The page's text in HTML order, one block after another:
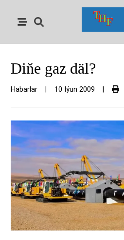
Diňe gaz däl?
Habarlar 10 Iýun 2009